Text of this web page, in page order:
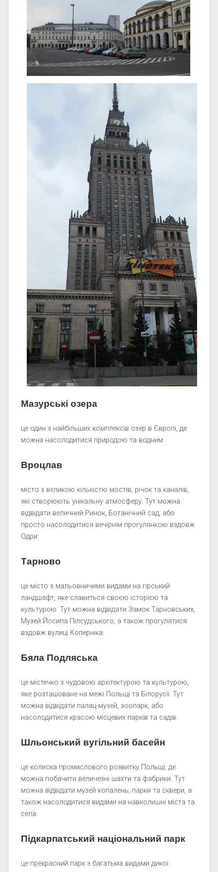
Мазурські озера
це один з найбільших комплексів озер в Європі, де
можна насолодитися природою та водним
Вроцлав
місто з великою кількістю мостів, річок та каналів,
які створюють унікальну атмосферу. Тут можна
відвідати величний Ринок, Ботанічний сад, або
просто насолодитися вечірнім прогулянкою вздовж
Одри.
Тарново
це місто з мальовничими видами на гірський
ландшафт, яке славиться своєю історією та
культурою. Тут можна відвідати Замок Тарновських,
Музей Йосипа Пілсудського, а також прогулятися
вздовж вулиці Коперніка.
Бяла Подляська
це містечко з чудовою архітектурою та культурою,
яке розташоване на межі Польщі та Білорусії. Тут
можна відвідати палац-музей, зоопарк, або
насолодитися красою місцевих парків та садів.
Шльонський вугільний басейн
це колиска промислового розвитку Польщі, де
можна побачити величезні шахти та фабрики. Тут
можна відвідати музей копалень, парки та сквери, а
також насолодитися видами на навколишні міста та
села.
Підкарпатський національний парк
це прекрасний парк з багатьма видами дикої